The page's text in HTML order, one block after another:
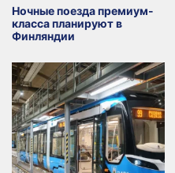
Ночные поезда премиум-
класса планируют в
Финляндии